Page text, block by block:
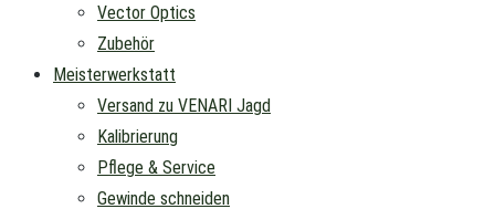
Vector Optics
Zubehör
Meisterwerkstatt
Versand zu VENARI Jagd
Kalibrierung
Pflege & Service
Gewinde schneiden